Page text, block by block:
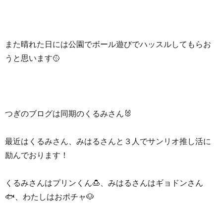
また晴れた日には公園でボール遊びでハッスルしてもらお
うと思います🥎
つぎのブログは同期のくるみさん🐰
最近はくるみさん、みはるさんと３人でサンリオ推し活に
励んでおります！
くるみさんはプリンくん🍮、みはるさんはギョドンさん
🐟、わたしはおポチャ🐶